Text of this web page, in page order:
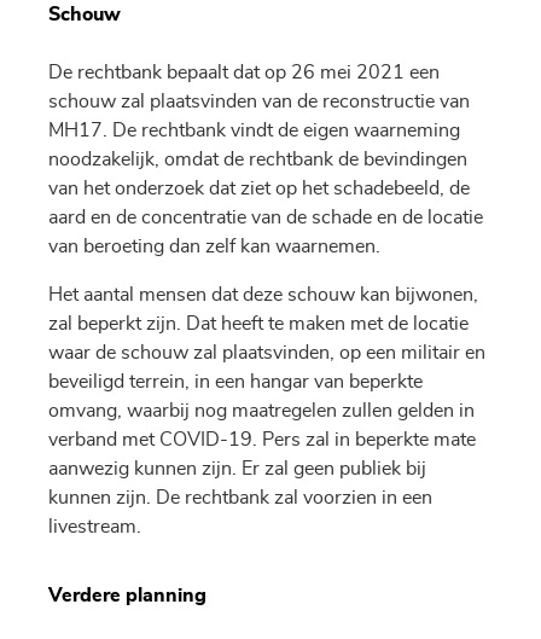
Schouw
De rechtbank bepaalt dat op 26 mei 2021 een
schouw zal plaatsvinden van de reconstructie van
MH17. De rechtbank vindt de eigen waarneming
noodzakelijk, omdat de rechtbank de bevindingen
van het onderzoek dat ziet op het schadebeeld, de
aard en de concentratie van de schade en de locatie
van beroeting dan zelf kan waarnemen.
Het aantal mensen dat deze schouw kan bijwonen,
zal beperkt zijn. Dat heeft te maken met de locatie
waar de schouw zal plaatsvinden, op een militair en
beveiligd terrein, in een hangar van beperkte
omvang, waarbij nog maatregelen zullen gelden in
verband met COVID-19. Pers zal in beperkte mate
aanwezig kunnen zijn. Er zal geen publiek bij
kunnen zijn. De rechtbank zal voorzien in een
livestream.
Verdere planning